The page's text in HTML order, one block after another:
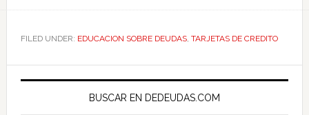
FILED UNDER: EDUCACION SOBRE DEUDAS, TARJETAS DE CREDITO
Primary
BUSCAR EN DEDEUDAS.COM